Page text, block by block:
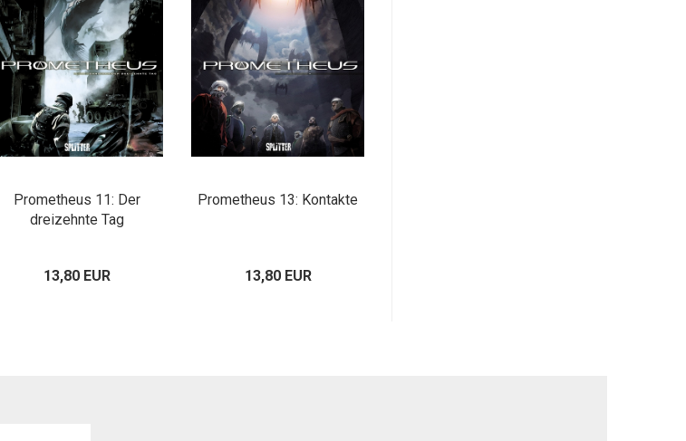
Prometheus 11: Der
dreizehnte Tag
13,80 EUR
Prometheus 13: Kontakte
13,80 EUR